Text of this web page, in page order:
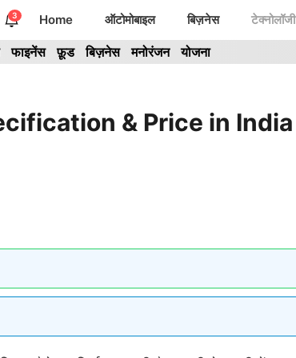
3 Home ऑटोमोबाइल बिज़नेस टेक्नोलॉजी
फाइनेंस फ़ूड बिज़नेस मनोरंजन योजना
& Price in India